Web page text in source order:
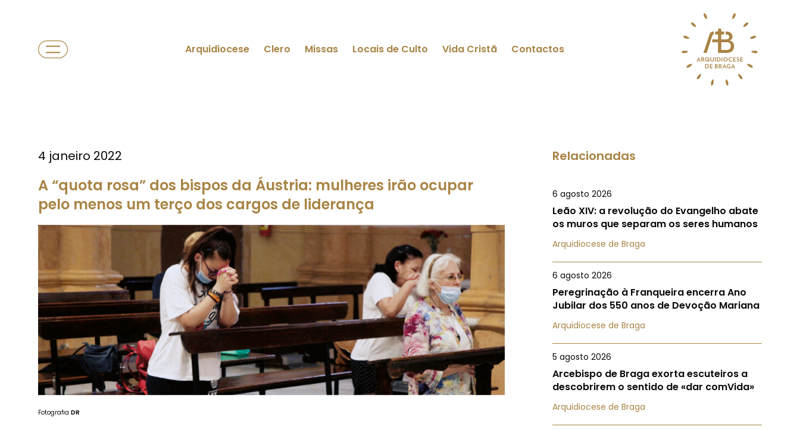
Arquidiocese Clero Missas Locais de Culto Vida Cristã Contactos
4 janeiro 2022
A “quota rosa” dos bispos da Áustria: mulheres irão ocupar
pelo menos um terço dos cargos de liderança
Fotografia DR
Relacionadas
6 agosto 2026
Leão XIV: a revolução do Evangelho abate
os muros que separam os seres humanos
Arquidiocese de Braga
6 agosto 2026
Peregrinação à Franqueira encerra Ano
Jubilar dos 550 anos de Devoção Mariana
Arquidiocese de Braga
5 agosto 2026
Arcebispo de Braga exorta escuteiros a
descobrirem o sentido de «dar comVida»
Arquidiocese de Braga